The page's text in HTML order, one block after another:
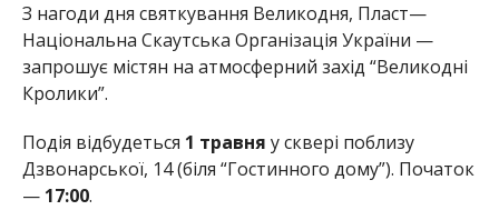
З нагоди дня святкування Великодня, Пласт—
Національна Скаутська Організація України —
запрошує містян на атмосферний захід “Великодні
Кролики”.
Подія відбудеться 1 травня у сквері поблизу
Дзвонарської, 14 (біля “Гостинного дому”). Початок
— 17:00.